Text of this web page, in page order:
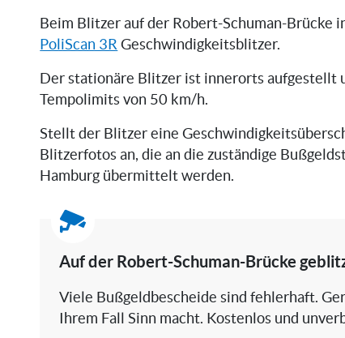
Beim Blitzer auf der Robert-Schuman-Brücke
PoliScan 3R Geschwindigkeitsblitzer.
Der stationäre Blitzer ist innerorts aufgestellt
Tempolimits von 50 km/h.
Stellt der Blitzer eine
Blitzerfotos an, die an die zuständige
Hamburg übermittelt werden.
Auf der Robert-Schuman-Brücke
Viele Bußgeldbescheide sind fehlerhaft.
Ihrem Fall Sinn macht. Kostenlos und